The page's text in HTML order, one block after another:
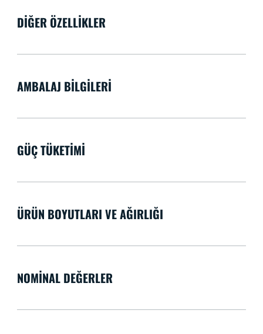
DIĞER ÖZELLIKLER
AMBALAJ BILGILERI
GÜÇ TÜKETIMI
ÜRÜN BOYUTLARI VE AĞIRLIĞI
NOMINAL DEĞERLER